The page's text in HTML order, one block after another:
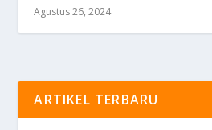
Agustus 26, 2024
ARTIKEL TERBARU